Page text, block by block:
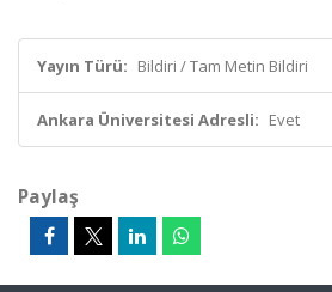
Yayın Türü: Bildiri / Tam Metin Bildiri
Ankara Üniversitesi Adresli: Evet
Paylaş